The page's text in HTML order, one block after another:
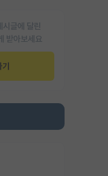
시글에 달린
받아보세요
기